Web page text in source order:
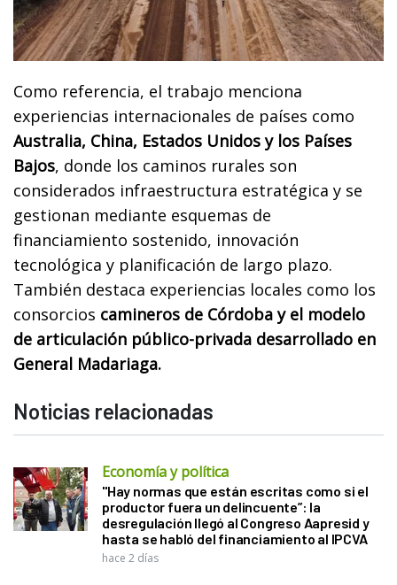
Como referencia, el trabajo menciona
experiencias internacionales de países como
Australia, China, Estados Unidos y los Países
Bajos, donde los caminos rurales son
considerados infraestructura estratégica y se
gestionan mediante esquemas de
financiamiento sostenido, innovación
tecnológica y planificación de largo plazo.
También destaca experiencias locales como los
consorcios camineros de Córdoba y el modelo
de articulación público-privada desarrollado en
General Madariaga.
Noticias relacionadas
Economía y política
"Hay normas que están escritas como si el
productor fuera un delincuente”: la
desregulación llegó al Congreso Aapresid y
hasta se habló del financiamiento al IPCVA
hace 2 días